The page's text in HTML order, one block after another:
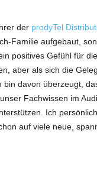
der prodyTel
Familie aufgebaut,
positives Gefühl für
aber als sich die
davon überzeugt,
Fachwissen im
Ich
auf viele neue,